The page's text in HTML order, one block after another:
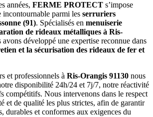
années, FERME PROTECT s’impose
incontournable parmi les serruriers
(91). Spécialisés en menuiserie
de rideaux métalliques à Ris-
avons développé une expertise reconnue dans
et la sécurisation des rideaux de fer et
et professionnels à Ris-Orangis 91130 nous
disponibilité 24h/24 et 7j/7, notre réactivité
compétitifs. Nous intervenons dans le respect
et de qualité les plus strictes, afin de garantir
durables et conformes aux exigences du